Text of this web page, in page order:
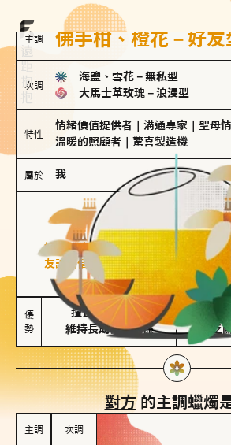
主調 佛手柑、橙花－好友
次調
海鹽、雪花 － 無私型
大馬士革玫瑰 － 浪漫型
特性
情緒價值提供者 溝通專家 聖母
溫暖的照顧者
驚喜製造機
屬於 我
好友型
佛手柑、橙花
好友型的人喜歡分享生活中的點滴，
友誼和信任，穩定感是重要的關鍵詞
情是心靈深處的共鳴和理
優
勢
擅長聆聽與溝通
維持長期穩定關係
缺乏
對方的主調蠟燭
主調 次調